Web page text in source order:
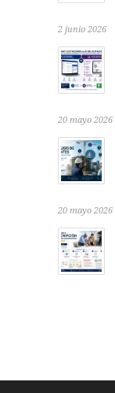
2 junio 2026
20 mayo 2026
20 mayo 2026